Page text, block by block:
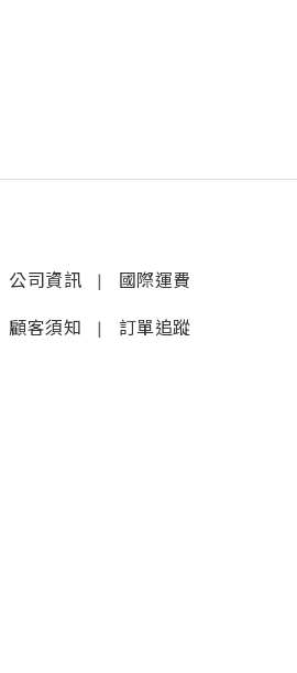
公司資訊 | 國際運費
顧客須知 | 訂單追蹤